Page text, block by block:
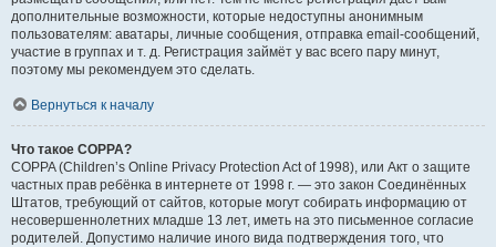
дополнительные возможности, которые недоступны анонимным
пользователям: аватары, личные сообщения, отправка email-сообщений,
участие в группах и т. д. Регистрация займёт у вас всего пару минут,
поэтому мы рекомендуем это сделать.
Вернуться к началу
Что такое COPPA?
COPPA (Children’s Online Privacy Protection Act of 1998), или Акт о защите
частных прав ребёнка в интернете от 1998 г. — это закон Соединённых
Штатов, требующий от сайтов, которые могут собирать информацию от
несовершеннолетних младше 13 лет, иметь на это письменное согласие
родителей. Допустимо наличие иного вида подтверждения того, что